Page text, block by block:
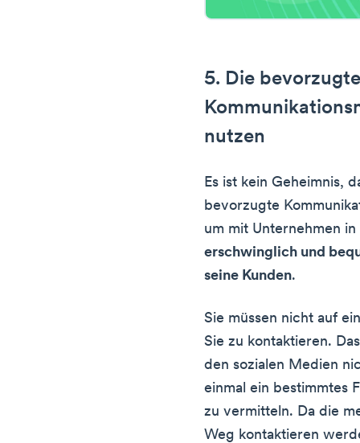
5. Die
nutzen
Es ist kein Geheimnis,
bevorzugte
um mit Unternehmen
erschwinglich und
seine Kunden.
Sie müssen nicht auf
Sie zu kontaktieren.
den sozialen Medien
einmal ein bestimmtes
zu vermitteln. Da die
Weg kontaktieren